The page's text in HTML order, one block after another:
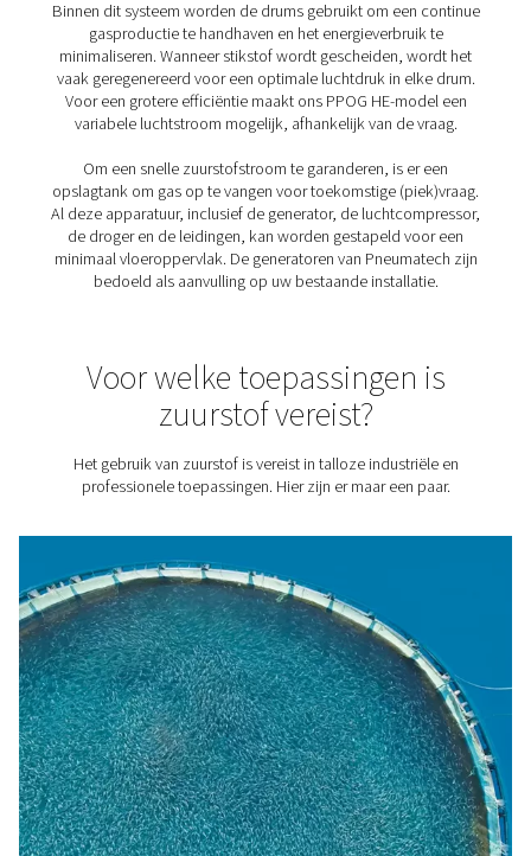
Het besparen van tijd, geld en middelen, het genereren
eigen zuurstof brengt vele voordelen met zich mee (in
vergelijking met leveringen door derden).
1. Kostenefficiëntie
Door uw eigen zuurstof te produceren met de
nodig hebt, kunt u de gaskosten aanzienlijk verlagen.
per eenheid O2 zijn 50-90% lager met de PPOG HE-
van Pneumatech in vergelijking met zuurstof in flessen
vloeibare zuurstof.
Elimineer transportemissies die worden gegenereerd
zuurstofleveringen. Bovendien zijn de oplossingen van
Pneumatech voor stroomopwekking op locatie
waardoor uw energieverbruik en ecologische
worden geminimaliseerd. OnzePPOG HE-generator
bijvoorbeeld 30% efficiënter dan traditionele
zuurstofgeneratoren.
3. Een betrouwbare O2-toevoer
U hoeft niet te vertrouwen op externe leveranciers.
op locatie geeft u volledige controle over uw
4. Geen logistiek
Zeg vaarwel tegen het monitoren van uw O2-logistiek,
samenwerken met leveranciers en het faciliteren van